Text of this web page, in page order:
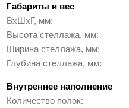
Габариты и вес
ВхШхГ, мм
Высота стеллажа, мм
Ширина стеллажа, мм
Глубина стеллажа, мм
Внутреннее наполнение
Количество полок